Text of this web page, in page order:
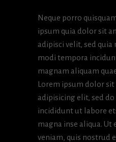
Neque porro
ipsum quia dolor sit
adipisci velit, sed quia
modi tempora
magnam aliquam
Lorem ipsum dolor
adipisicing elit, sed
incididunt ut labore
magna inse aliqua. Ut
veniam, quis nostrud